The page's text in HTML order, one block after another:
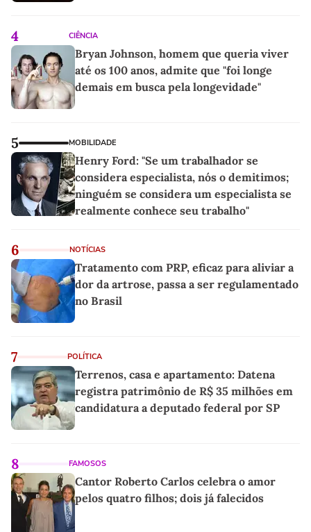
4 CIÊNCIA
Bryan Johnson, homem que queria viver
até os 100 anos, admite que "foi longe
demais em busca pela longevidade"
5 MOBILIDADE
Henry Ford: "Se um trabalhador se
considera especialista, nós o demitimos;
ninguém se considera um especialista se
realmente conhece seu trabalho"
6 NOTÍCIAS
Tratamento com PRP, eficaz para aliviar a
dor da artrose, passa a ser regulamentado
no Brasil
7 POLÍTICA
Terrenos, casa e apartamento: Datena
registra patrimônio de R$ 35 milhões em
candidatura a deputado federal por SP
8 FAMOSOS
Cantor Roberto Carlos celebra o amor
pelos quatro filhos; dois já falecidos